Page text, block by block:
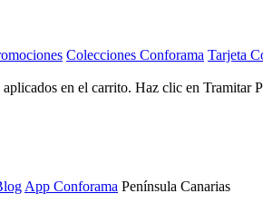
Colecciones Conforama Tarjeta
en el carrito. Haz clic en Tramitar
App Conforama Península Canarias